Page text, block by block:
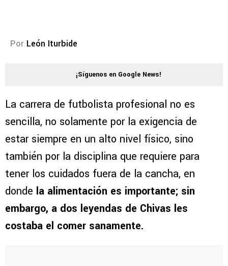
Por León Iturbide
¡Síguenos en Google News!
La carrera de futbolista profesional no es
sencilla, no solamente por la exigencia de
estar siempre en un alto nivel físico, sino
también por la disciplina que requiere para
tener los cuidados fuera de la cancha, en
donde la alimentación es importante; sin
embargo, a dos leyendas de Chivas les
costaba el comer sanamente.